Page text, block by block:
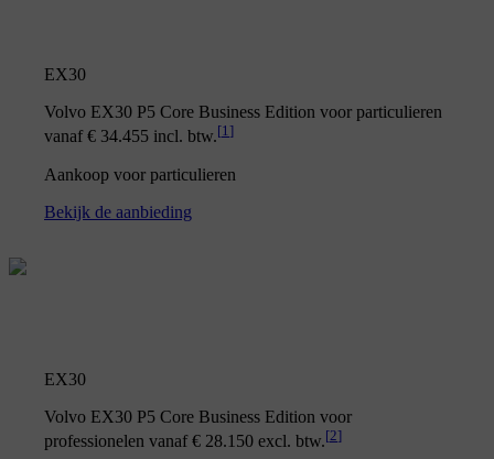
EX30
Volvo EX30 P5 Core Business Edition voor particulieren
vanaf € 34.455 incl. btw.[1]
Aankoop voor particulieren
Bekijk de aanbieding
EX30
Volvo EX30 P5 Core Business Edition voor
professionelen vanaf € 28.150 excl. btw.[2]